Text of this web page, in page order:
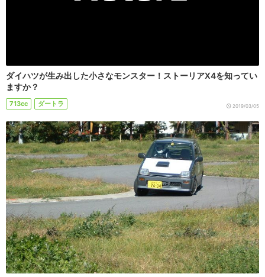
ダイハツが生み出した小さなモンスター！ストーリアX4を知ってい
ますか？
713cc ダートラ 2019/03/05